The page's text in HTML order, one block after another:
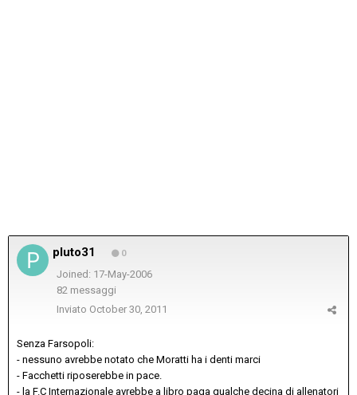
pluto31 0
Joined: 17-May-2006
82 messaggi
Inviato October 30, 2011
Senza Farsopoli:
- nessuno avrebbe notato che Moratti ha i denti marci
- Facchetti riposerebbe in pace.
- la F.C Internazionale avrebbe a libro paga qualche decina di allenatori